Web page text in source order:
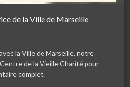
de la Ville de Marseille
la Ville de Marseille, notre
de la Vieille Charité pour
complet.